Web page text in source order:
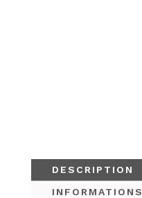
DESCRIPTION
INFORMATIONS